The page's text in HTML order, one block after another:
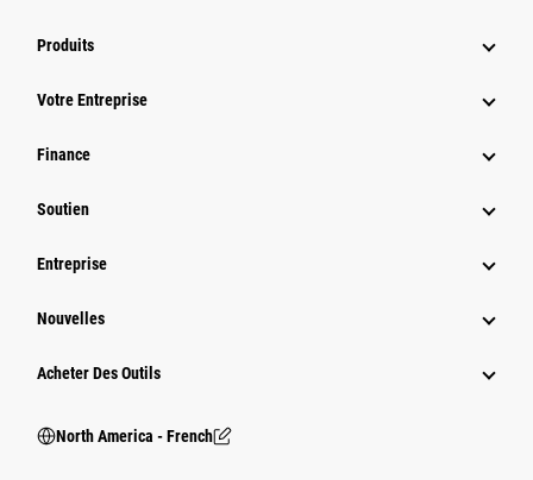
Produits
Votre Entreprise
Finance
Soutien
Entreprise
Nouvelles
Acheter Des Outils
North America - French